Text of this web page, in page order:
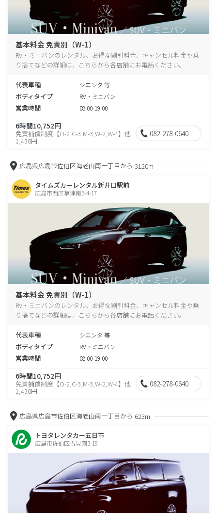
基本料金 免責別（W-1）
RV・ミニバンのレンタル、お得な割引料金、キャンセル料金や乗
り捨てなどの詳細は、こちらから各店舗にお電話ください。
代表車種 シエンタ 等
ボディタイプ RV・ミニバン
営業時間 08:00-19:00
6時間10,752円
免責補償制度【O-2,C-3,M-3,W-2,W-4】他
1,430円
082-278-0640
広島県広島市佐伯区海老山南一丁目から 3120m
タイムズカーレンタル新井口駅前
広島市西区草津南3-4-17
基本料金 免責別（W-1）
RV・ミニバンのレンタル、お得な割引料金、キャンセル料金や乗
り捨てなどの詳細は、こちらから各店舗にお電話ください。
代表車種 シエンタ 等
ボディタイプ RV・ミニバン
営業時間 08:00-19:00
6時間10,752円
免責補償制度【O-2,C-3,M-3,W-2,W-4】他
1,430円
082-278-0640
広島県広島市佐伯区海老山南一丁目から 623m
トヨタレンタカー五日市
広島市佐伯区吉見園3-19